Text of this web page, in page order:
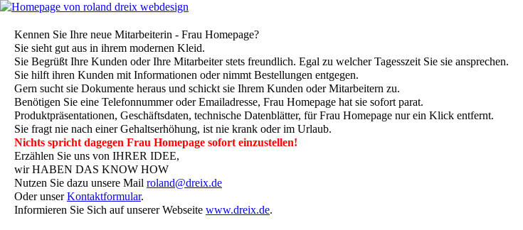
Kennen Sie Ihre neue Mitarbeiterin - Frau Homepage?
Sie sieht gut aus in ihrem modernen Kleid.
Sie Begrüßt Ihre Kunden oder Ihre Mitarbeiter stets freundlich. Egal zu welcher Tagesszeit Sie sie ansprechen.
Sie hilft ihren Kunden mit Informationen oder nimmt Bestellungen entgegen.
Gern sucht sie Dokumente heraus und schickt sie Ihrem Kunden oder Mitarbeitern zu.
Benötigen Sie eine Telefonnummer oder Emailadresse, Frau Homepage hat sie sofort parat.
Produktpräsentationen, Geschäftsdaten, technische Datenblätter, für Frau Homepage nur ein Klick entfernt.
Sie fragt nie nach einer Gehaltserhöhung, ist nie krank oder im Urlaub.
Nichts spricht dagegen Frau Homepage sofort einzustellen!
Erzählen Sie uns von IHRER IDEE,
wir HABEN DAS KNOW HOW
Nutzen Sie dazu unsere Mail roland@dreix.de
Oder unserKontaktformular.
Informieren Sie Sich auf unserer Webseite www.dreix.de.